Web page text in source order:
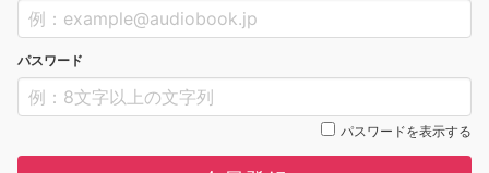
パスワード
パスワードを表示する